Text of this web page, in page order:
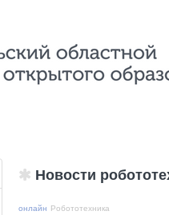
Новости
онлайн Робототехника